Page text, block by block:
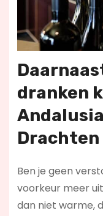
dranken
Drachten
Ben je geen
voorkeur meer
dan niet warme,